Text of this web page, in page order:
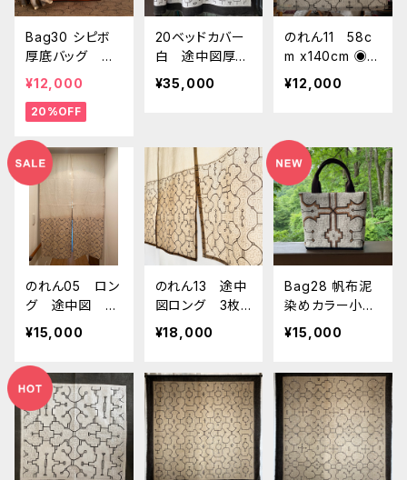
Bag30 シピボ
厚底バッグ た
っぷりサイズのト
ートバッグ シ
ピボ族の泥染
デザイン 口幅
４０cm
¥12,000
20%OFF
20ベッドカバー
白 途中図厚
地 特大180x1
52cm シピボ族
の工芸 インテ
リア、テーブルク
ロス、タペストリ
ー、カーテン、マ
ルチカバー
¥35,000
のれん11 58c
m x140cm ◉一
枚のみ シピボ族
の泥染め 暖
切り 目隠しカ
ーテン カフェ
カーテン 天然
草木染め 草木
染め
¥12,000
のれん05 ロン
グ 途中図 9
0x140cm アマ
ゾンの泥染め
シピボ族の工
芸 パーテーシ
ョン カーテ
ン インテリア
目隠し
¥15,000
のれん13 途中
図ロング 3枚
組 120x140c
m シピボ族の泥
の手仕事 スピ
リチュアルなイン
テリア
¥18,000
Bag28 帆布泥
染めカラー小型
バッグ 28.50x2
3x6
¥15,000